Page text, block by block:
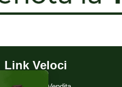
Link Veloci